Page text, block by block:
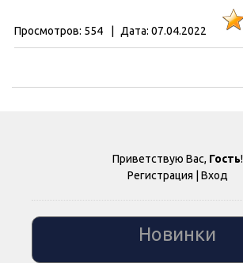
Просмотров: 554 Дата: 07.04.2022
Приветствую Вас, Гость!
Регистрация
Вход
Новинки